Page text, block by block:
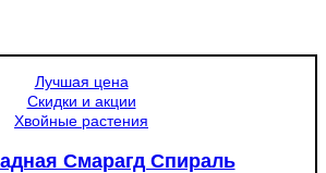
Лучшая цена
Скидки и акции
Хвойные растения
Смарагд Спираль